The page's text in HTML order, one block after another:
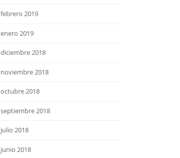
febrero 2019
enero 2019
diciembre 2018
noviembre 2018
octubre 2018
septiembre 2018
julio 2018
junio 2018